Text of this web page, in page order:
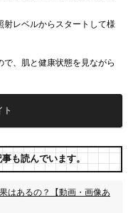
射レベルからスタートして様
、肌と健康状態を見ながら
ト
も読んでいます。
はあるの？【動画・画像あ